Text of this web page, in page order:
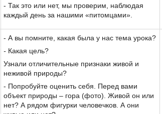
- Так это или нет, мы проверим, наблюдая
каждый день за нашими «питомцами».
- А вы помните, какая была у нас тема урока?
- Какая цель?
Узнали отличительные признаки живой и
неживой природы?
- Попробуйте оценить себя. Перед вами
объект природы – гора (фото). Живой он или
нет? А рядом фигурки человечков. А они